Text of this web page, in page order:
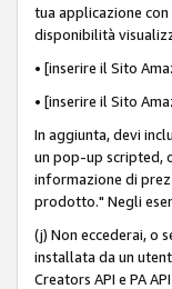
tua applicazione
disponibilità
• [inserire il Sito
• [inserire il Sito
In aggiunta, devi
un pop-up scripted,
informazione di
prodotto." Negli
(j) Non eccederai, o
installata da un
Creators API e PA